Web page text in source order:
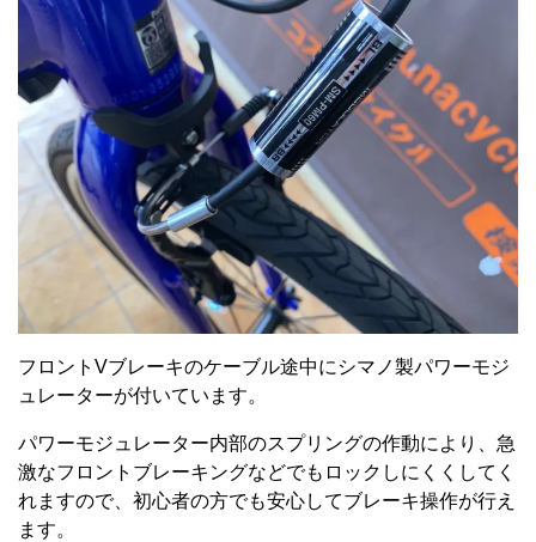
フロントVブレーキのケーブル途中にシマノ製パワーモジ
ュレーターが付いています。
パワーモジュレーター内部のスプリングの作動により、急
激なフロントブレーキングなどでもロックしにくくしてく
れますので、初心者の方でも安心してブレーキ操作が行え
ます。